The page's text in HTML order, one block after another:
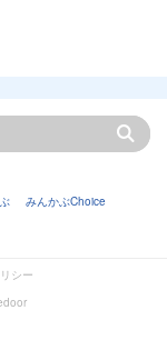
みんかぶChoice
シー